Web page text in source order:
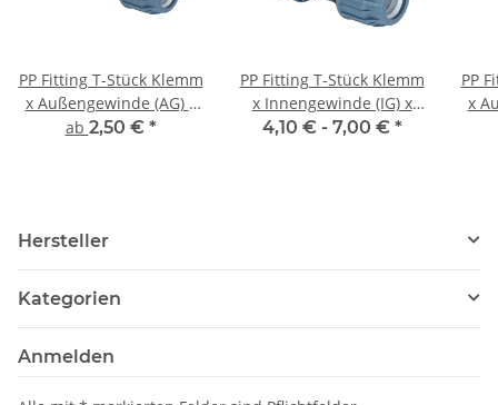
PP Fitting T-Stück Klemm
x Außengewinde (AG) x
Klemm PN16 DVGW für
ab 2,50 € *
PP Fitting T-Stück Klemm
x Innengewinde (IG) x
Klemm PN16 DVGW für
4,10 € - 7,00 € *
PP
x
Hersteller
Kategorien
Anmelden